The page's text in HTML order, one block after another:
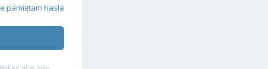
pamiętam hasła